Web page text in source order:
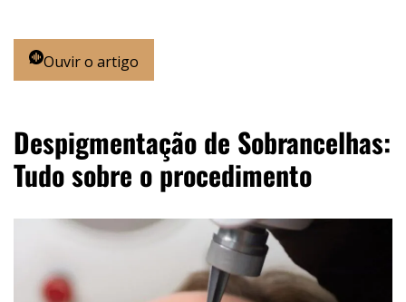
Ouvir o artigo
Despigmentação de Sobrancelhas:
Tudo sobre o procedimento